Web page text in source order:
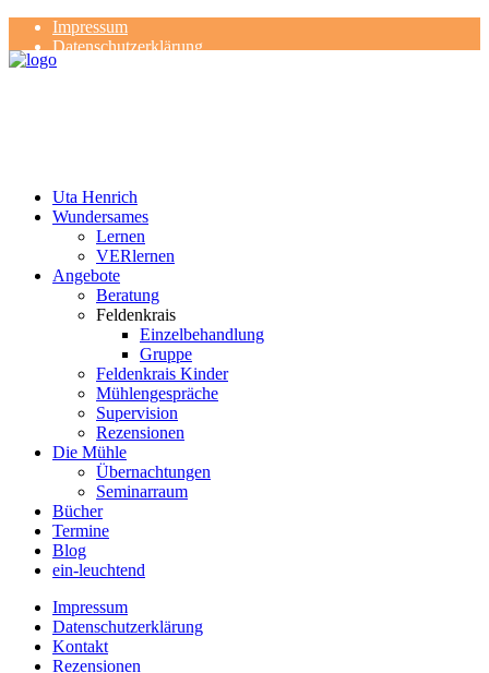
Impressum
Datenschutzerklärung
Kontakt
Uta Henrich
Wundersames
Lernen
VERlernen
Angebote
Beratung
Feldenkrais
Einzelbehandlung
Gruppe
Feldenkrais Kinder
Mühlengespräche
Supervision
Rezensionen
Die Mühle
Übernachtungen
Seminarraum
Bücher
Termine
Blog
ein-leuchtend
Impressum
Datenschutzerklärung
Kontakt
Rezensionen